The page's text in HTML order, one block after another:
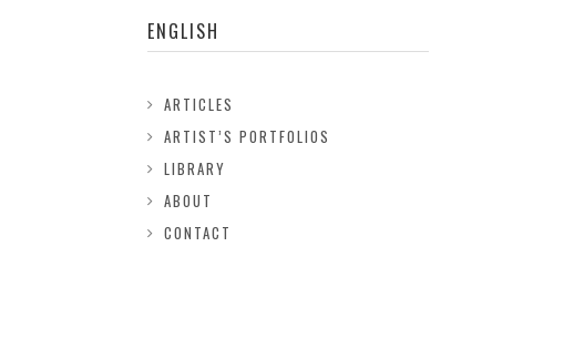
ENGLISH
ARTICLES
ARTIST’S PORTFOLIOS
LIBRARY
ABOUT
CONTACT